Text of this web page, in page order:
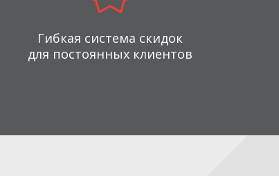
Гибкая система скидок
для постоянных клиентов